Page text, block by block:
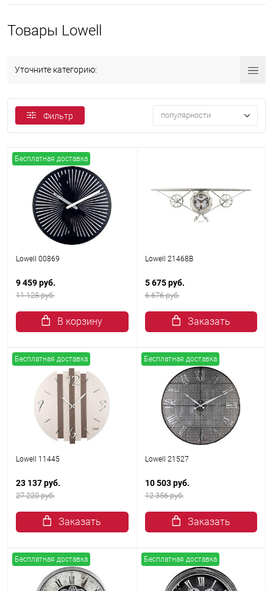
Товары Lowell
Уточните категорию:
Фильтр популярности
Бесплатная доставка
Lowell 00869
9 459 руб.
11 128 руб.
В корзину
Lowell 21468B
5 675 руб.
6 676 руб.
Заказать
Бесплатная доставка
Lowell 11445
23 137 руб.
27 220 руб.
Заказать
Бесплатная доставка
Lowell 21527
10 503 руб.
12 356 руб.
Заказать
Бесплатная доставка Бесплатная доставка